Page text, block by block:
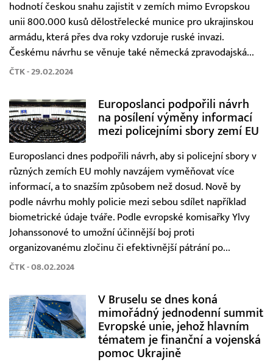
hodnotí českou snahu zajistit v zemích mimo Evropskou
unii 800.000 kusů dělostřelecké munice pro ukrajinskou
armádu, která přes dva roky vzdoruje ruské invazi.
Českému návrhu se věnuje také německá zpravodajská...
ČTK - 29.02.2024
Europoslanci podpořili návrh
na posílení výměny informací
mezi policejními sbory zemí EU
Europoslanci dnes podpořili návrh, aby si policejní sbory v
různých zemích EU mohly navzájem vyměňovat více
informací, a to snazším způsobem než dosud. Nově by
podle návrhu mohly policie mezi sebou sdílet například
biometrické údaje tváře. Podle evropské komisařky Ylvy
Johanssonové to umožní účinnější boj proti
organizovanému zločinu či efektivnější pátrání po...
ČTK - 08.02.2024
V Bruselu se dnes koná
mimořádný jednodenní summit
Evropské unie, jehož hlavním
tématem je finanční a vojenská
pomoc Ukrajině